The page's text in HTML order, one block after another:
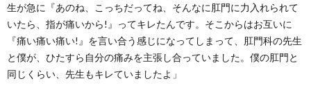
生が急に『あのね、こっちだってね、そんなに肛門に力入れられて
いたら、指が痛いから!』ってキレたんです。そこからはお互いに
『痛い痛い痛い!』を言い合う感じになってしまって、肛門科の先生
と僕が、ひたすら自分の痛みを主張し合っていました。僕の肛門と
同じくらい、先生もキレていましたよ」